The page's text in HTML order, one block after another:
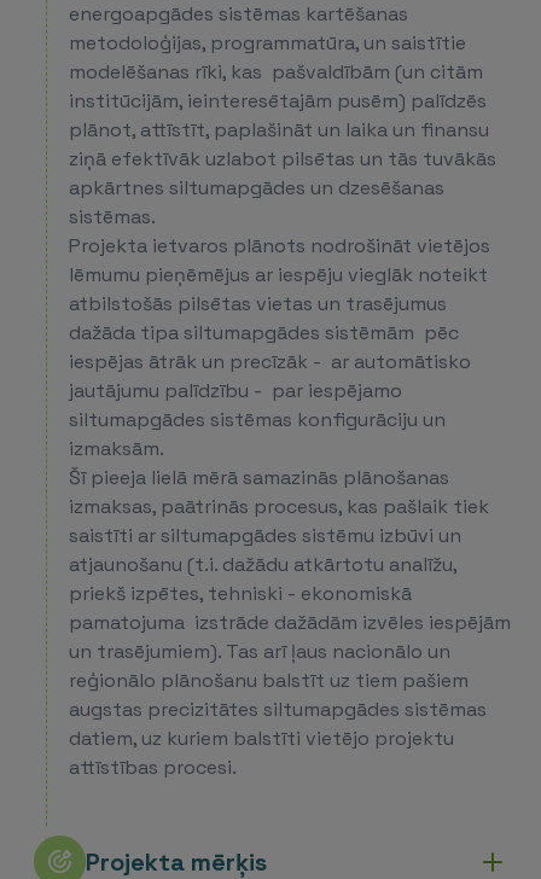
energoapgādes sistēmas kartēšanas
metodoloģijas, programmatūra, un saistītie
modelēšanas rīki, kas pašvaldībām (un citām
institūcijām, ieinteresētajām pusēm) palīdzēs
plānot, attīstīt, paplašināt un laika un finansu
ziņā efektīvāk uzlabot pilsētas un tās tuvākās
apkārtnes siltumapgādes un dzesēšanas
sistēmas.
Projekta ietvaros plānots nodrošināt vietējos
lēmumu pieņēmējus ar iespēju vieglāk noteikt
atbilstošās pilsētas vietas un trasējumus
dažāda tipa siltumapgādes sistēmām pēc
iespējas ātrāk un precīzāk - ar automātisko
jautājumu palīdzību - par iespējamo
siltumapgādes sistēmas konfigurāciju un
izmaksām.
Šī pieeja lielā mērā samazinās plānošanas
izmaksas, paātrinās procesus, kas pašlaik tiek
saistīti ar siltumapgādes sistēmu izbūvi un
atjaunošanu (t.i. dažādu atkārtotu analīžu,
priekš izpētes, tehniski - ekonomiskā
pamatojuma izstrāde dažādām izvēles iespējām
un trasējumiem). Tas arī ļaus nacionālo un
reģionālo plānošanu balstīt uz tiem pašiem
augstas precizitātes siltumapgādes sistēmas
datiem, uz kuriem balstīti vietējo projektu
attīstības procesi.
Projekta mērķis